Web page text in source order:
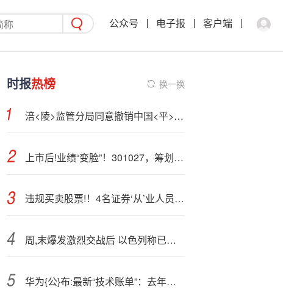
公众号 电子报 客户端
时报热榜 换一换
涪<陵>监管分局同意撤销中国<平>安重庆市丰都支公司高家营销服务部
上市后!业绩“变脸”！301027，筹划易主，今日停牌
违规买卖股票!！4名证券‘从’业人员被罚，一人被罚没1.59亿元
周,末爆发激烈交战后 以色列称已与哈马斯恢复停火
华为{公}布:最新“技术账单”：去年专利许可收入创新高